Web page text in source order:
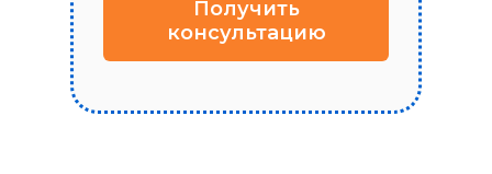
Получить
консультацию